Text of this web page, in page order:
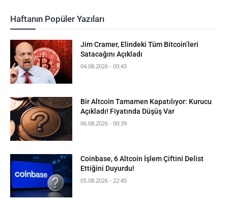
Haftanın Popüler Yazıları
Jim Cramer, Elindeki Tüm Bitcoin’leri
Satacağını Açıkladı
04.08.2026 - 00:43
Bir Altcoin Tamamen Kapatılıyor: Kurucu
Açıkladı! Fiyatında Düşüş Var
06.08.2026 - 00:39
Coinbase, 6 Altcoin İşlem Çiftini Delist
Ettiğini Duyurdu!
05.08.2026 - 22:45